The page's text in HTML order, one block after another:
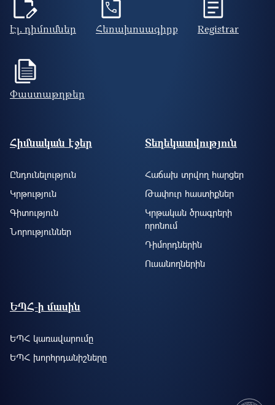
Էլ. դիմումներ Հեռախոսագիրք Registrar
Փաստաթղթեր
Footer site information
Հիմնական էջեր
Ընդունելություն
Կրթություն
Գիտություն
Նորություններ
Տեղեկատվություն
Հաճախ տրվող հարցեր
Թափուր հաստիքներ
Կրթական ծրագրերի
որոնում
Դիմորդներին
Ուսանողներին
ԵՊՀ-ի մասին
ԵՊՀ կառավարումը
ԵՊՀ խորհրդանիշները